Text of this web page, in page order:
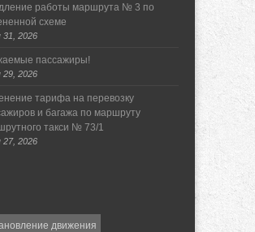
работы маршрута № 3 по
схеме
31, 2026
пассажиры!
29, 2026
тарифа на перевозку
и багажа по маршруту
такси № 73/1
27, 2026
движения